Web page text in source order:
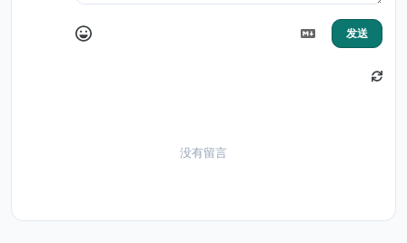
发送
没有留言